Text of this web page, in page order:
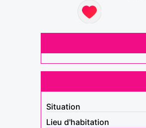
Situation
Lieu d'habitation